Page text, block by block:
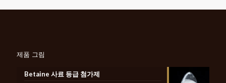
제품 그림
Betaine 사료 등급 첨가제